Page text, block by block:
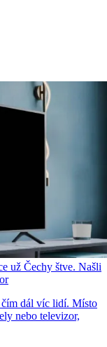
už Čechy štve. Našli
čím dál víc lidí. Místo
nebo televizor,